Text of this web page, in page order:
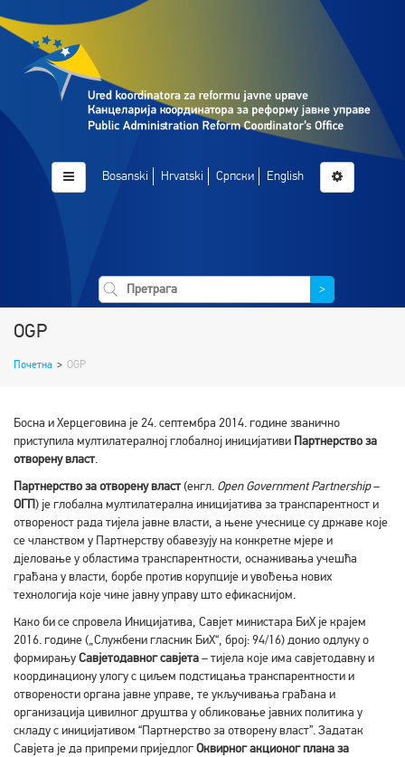
Bosanski Hrvatski Српски English
>
OGP
Почетна > OGP
Босна и Херцеговина је 24. септембра 2014. године званично
приступила мултилатералној глобалној иницијативи Партнерство за
отворену власт.
Партнерство за отворену власт(енгл. Open Government Partnership–
ОГП) је глобална мултилатерална иницијатива за транспарентност и
отвореност рада тијела јавне власти, а њене учеснице су државе које
се чланством у Партнерству обавезују на конкретне мјере и
дјеловање у областима транспарентности, оснаживања учешћа
грађана у власти, борбе против корупције и увођења нових
технологија које чине јавну управу што ефикаснијом.
Како би се спровела Иницијатива, Савјет министара БиХ је крајем
2016. године („Службени гласник БиХ“, број: 94/16) донио одлуку о
формирањуСавјетодавног савјета– тијела које има савјетодавну и
координациону улогу с циљем подстицања транспарентности и
отворености органа јавне управе, те укључивања грађана и
организација цивилног друштва у обликовање јавних политика у
складу с иницијативом “Партнерство за отворену власт”. Задатак
Савјета је да припреми приједлогОквирног акционог плана за